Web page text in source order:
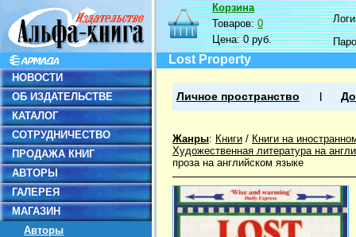
НОВОСТИ
ОБ ИЗДАТЕЛЬСТВЕ
КАТАЛОГ
СОТРУДНИЧЕСТВО
ПРОДАЖА КНИГ
АВТОРЫ
ГАЛЕРЕЯ
МАГАЗИН
Авторы
Корзина
Товаров:0
Цена:0 руб.
Lost Property
Личное пространство
Жанры: Книги / Книги на
Художественная литература на
проза на английском языке